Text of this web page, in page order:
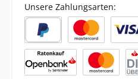
Unsere Zahlungsarten: